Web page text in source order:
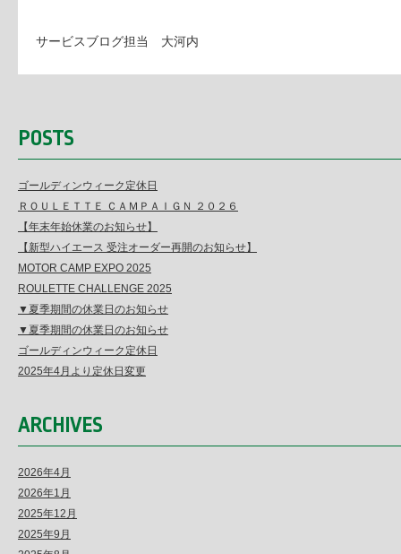
サービスブログ担当 大河内
POSTS
ゴールディンウィーク定休日
ＲＯＵＬＥＴＴＥ ＣＡＭＰＡＩＧＮ ２０２６
【年末年始休業のお知らせ】
【新型ハイエース 受注オーダー再開のお知らせ】
MOTOR CAMP EXPO 2025
ROULETTE CHALLENGE 2025
▼夏季期間の休業日のお知らせ
▼夏季期間の休業日のお知らせ
ゴールディンウィーク定休日
2025年4月より定休日変更
ARCHIVES
2026年4月
2026年1月
2025年12月
2025年9月